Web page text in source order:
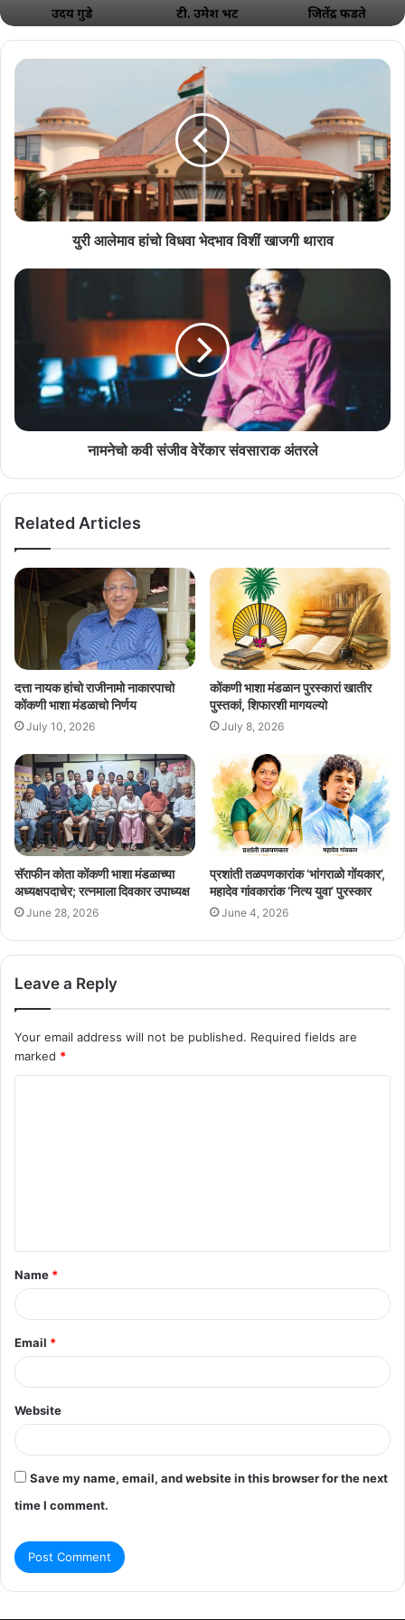
ताणें म्हणलें, हो वाद गोंय विधानसभेंत नवी नवी नमुनो तयार करपाक एक नवो मार्ग
दिता अशें दिसता, आतां निर्णयाची वाट पळोवप गरजेचें.
युरी आलेमाव हांचो विधवा भेदभाव विशीं खाजगी थाराव
नामनेचो कवी संजीव वेरेंकार संवसाराक अंतरले
Related Articles
दत्ता नायक हांचो राजीनामो नाकारपाचो
कोंकणी भाशा मंडळाचो निर्णय
July 10, 2026
कोंकणी भाशा मंडळान पुरस्कारां खातीर
पुस्तकां, शिफारशी मागयल्यो
July 8, 2026
सॅराफीन कोता कोंकणी भाशा मंडळाच्या
अध्यक्षपदाचेर; रत्नमाला दिवकार उपाध्यक्ष
June 28, 2026
प्रशांती तळपणकारांक ‘भांगराळो गोंयकार’,
महादेव गांवकारांक ‘नित्य युवा’ पुरस्कार
June 4, 2026
Leave a Reply
Your email address will not be published. Required fields are
marked *
t
*
Name *
Email *
Website
Save my name, email, and website in this browser for the next
time I comment.